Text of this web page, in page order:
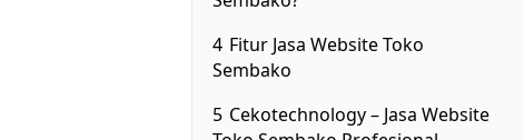
4 Fitur Jasa Website Toko
Sembako
5 Cekotechnology – Jasa Website